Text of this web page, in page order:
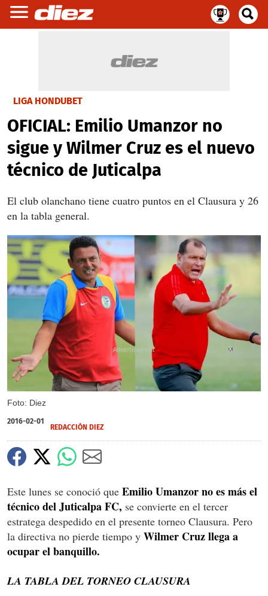
LIGA HONDUBET
OFICIAL: Emilio Umanzor no
sigue y Wilmer Cruz es el nuevo
técnico de Juticalpa
El club olanchano tiene cuatro puntos en el Clausura y 26
en la tabla general.
Foto: Diez
X
2016-02-01
REDACCIÓN DIEZ
Este lunes se conoció que Emilio Umanzor no es más el
técnico del Juticalpa FC, se convierte en el tercer
estratega despedido en el presente torneo Clausura. Pero
la directiva no pierde tiempo y Wilmer Cruz llega a
ocupar el banquillo.
LA TABLA DEL TORNEO CLAUSURA